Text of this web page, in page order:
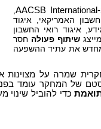
AACSB International
האמריקאי, איגוד
איגוד רואי החשבון
שיתוף פעולהחסר
מחדש את עתיד ההשפעה
שמרה על מצוינות
של המחקר עומד
כדי להוביל שינוי